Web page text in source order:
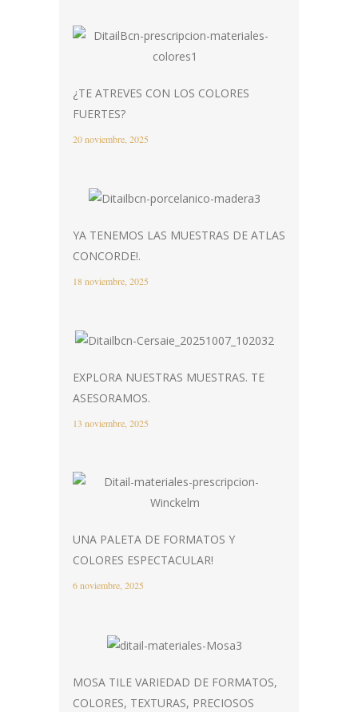
¿TE ATREVES CON LOS COLORES
FUERTES?
20 noviembre, 2025
YA TENEMOS LAS MUESTRAS DE ATLAS
CONCORDE!.
18 noviembre, 2025
EXPLORA NUESTRAS MUESTRAS. TE
ASESORAMOS.
13 noviembre, 2025
UNA PALETA DE FORMATOS Y
COLORES ESPECTACULAR!
6 noviembre, 2025
MOSA TILE VARIEDAD DE FORMATOS,
COLORES, TEXTURAS, PRECIOSOS